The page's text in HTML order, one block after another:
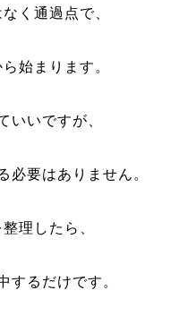
く通過点で、
始まります。
いいですが、
必要はありません。
理したら、
するだけです。